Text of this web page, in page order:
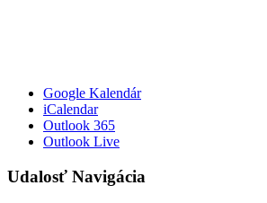
Google Kalendár
iCalendar
Outlook 365
Outlook Live
Udalosť Navigácia